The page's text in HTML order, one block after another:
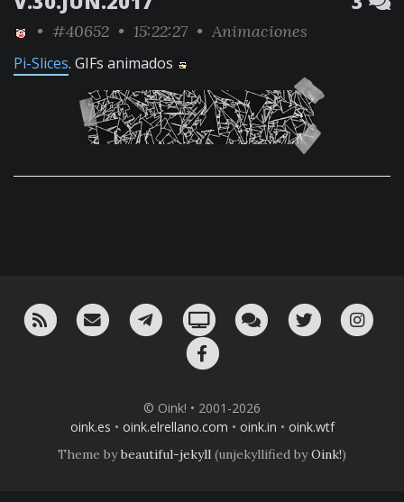
• #40652 • 15:22:27 • Animaciones
Pi-Slices. GIFs animados
RSS ¡Mándame un email!¡Nuestro canal en Telegram!
Oink! TV Charla con nosotros
Twitter
© Oink! • 2001-2026
oink.es • oink.elrellano.com • oink.in • oink.wtf
Theme bybeautiful-jekyll (unjekyllified byOink!)